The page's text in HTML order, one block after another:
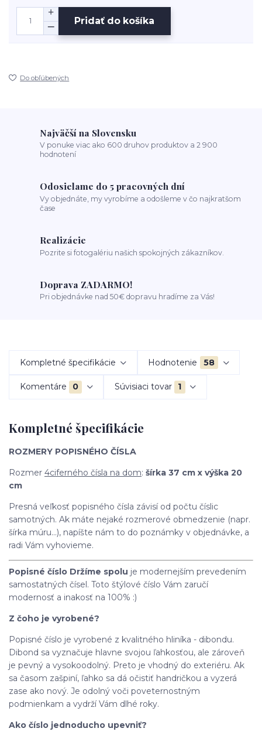
Pridať do košíka
Do obľúbených
Najväčší na Slovensku
V ponuke viac ako 600 druhov produktov a 2 900
hodnotení
Odosielame do 5 pracovných dní
Vy objednáte, my vyrobíme a odošleme v čo najkratšom
čase
Realizácie
Pozrite si fotogalériu našich spokojných zákazníkov.
Doprava ZADARMO!
Pri objednávke nad 50€ dopravu hradíme za Vás!
Kompletné špecifikácie Hodnotenie 58
Komentáre 0 Súvisiaci tovar 1
Kompletné špecifikácie
ROZMERY POPISNÉHO ČÍSLA
Rozmer 4ciferného čísla na dom: šírka 37 cm x výška 20
cm
Presná veľkosť popisného čísla závisí od počtu číslic
samotných. Ak máte nejaké rozmerové obmedzenie (napr.
šírka múru...), napíšte nám to do poznámky v objednávke, a
radi Vám vyhovieme.
Popisné číslo Držíme spolu je modernejším prevedením
samostatných čísel. Toto štýlové číslo Vám zaručí
modernosť a inakosť na 100% :)
Z čoho je vyrobené?
Popisné číslo je vyrobené z kvalitného hliníka - dibondu.
Dibond sa vyznačuje hlavne svojou ľahkosťou, ale zároveň
je pevný a vysokoodolný. Preto je vhodný do exteriéru. Ak
sa časom zašpiní, ľahko sa dá očistiť handričkou a vyzerá
zase ako nový. Je odolný voči poveternostným
podmienkam a vydrží Vám dlhé roky.
Ako číslo jednoducho upevniť?